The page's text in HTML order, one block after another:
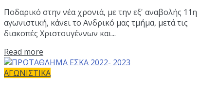
Ποδαρικό στην νέα χρονιά, με την εξ' αναβολής 11η
αγωνιστική, κάνει το Ανδρικό μας τμήμα, μετά τις
διακοπές Χριστουγέννων και...
Read more
ΑΓΩΝΙΣΤΙΚΑ